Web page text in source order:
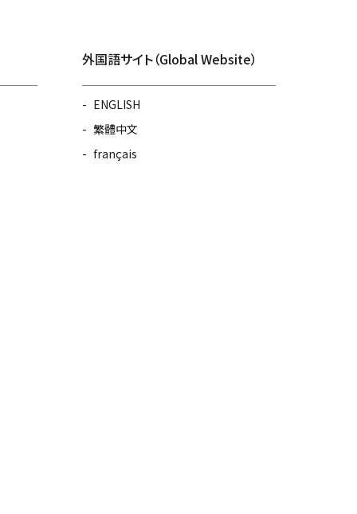
外国語サイト（Global Website）
ENGLISH
繁體中文
français